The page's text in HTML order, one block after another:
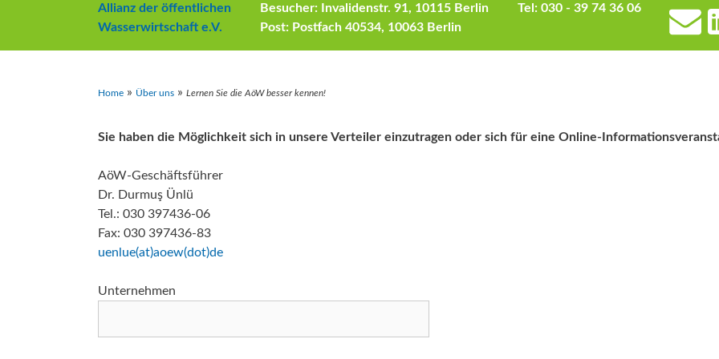
Daseinsvorsorge
Aktuelle Beiträge zum Thema
Umweltschutz
Aktuelle Beiträge zum Thema
Allianz der öffentlichen
Wasserwirtschaft e.V.
Besucher: Invalidenstr. 91, 10115 Berlin
Post: Postfach 40534, 10063 Berlin
Tel: 030 - 39 74 36 06
Home » Über uns » Lernen Sie die AöW besser kennen!
Sie haben die Möglichkeit sich in unsere Verteiler einzutragen oder sich für eine Online-
AöW-Geschäftsführer
Dr. Durmuş Ünlü
Tel.: 030 397436-06
Fax: 030 397436-83
uenlue(at)aoew(dot)de
Unternehmen